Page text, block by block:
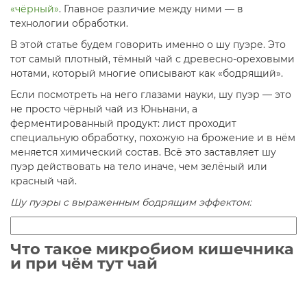
«чёрный». Главное различие между ними — в
технологии обработки.
В этой статье будем говорить именно о шу пуэре. Это
тот самый плотный, тёмный чай с древесно-ореховыми
нотами, который многие описывают как «бодрящий».
Если посмотреть на него глазами науки, шу пуэр — это
не просто чёрный чай из Юньнани, а
ферментированный продукт: лист проходит
специальную обработку, похожую на брожение и в нём
меняется химический состав. Всё это заставляет шу
пуэр действовать на тело иначе, чем зелёный или
красный чай.
Шу пуэры с выраженным бодрящим эффектом:
Что такое микробиом кишечника
и при чём тут чай